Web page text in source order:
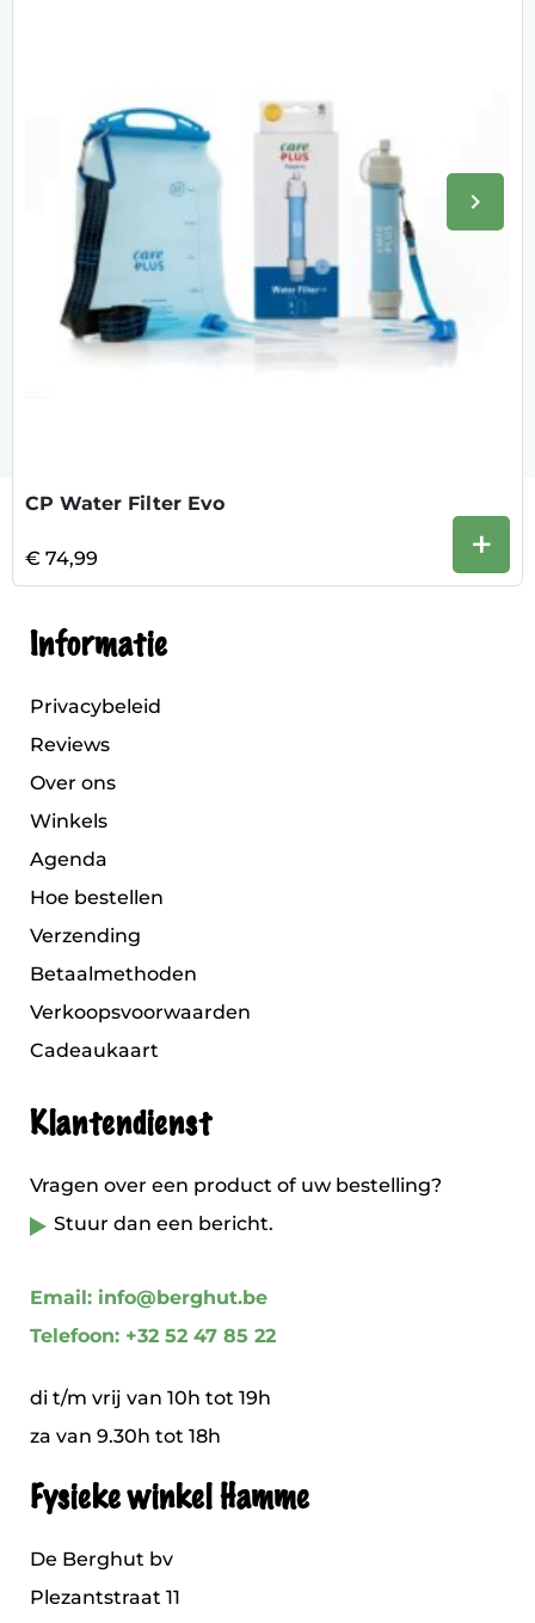
keyboard_arrow_right
CP Water Filter Evo
€ 74,99 +
Informatie
Privacybeleid
Reviews
Over ons
Winkels
Agenda
Hoe bestellen
Verzending
Betaalmethoden
Verkoopsvoorwaarden
Cadeaukaart
Klantendienst
Vragen over een product of uw bestelling?
Stuur dan een bericht.
Email: info@berghut.be
Telefoon: +32 52 47 85 22
di t/m vrij van 10h tot 19h
za van 9.30h tot 18h
Fysieke winkel Hamme
De Berghut bv
Plezantstraat 11